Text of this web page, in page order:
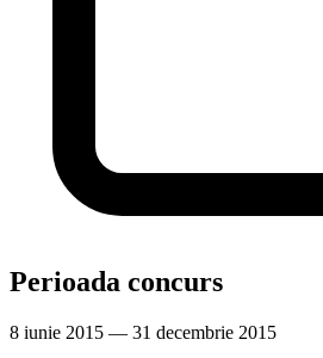
Perioada concurs
8 iunie 2015 — 31 decembrie 2015